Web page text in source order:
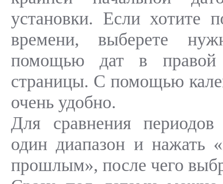
установки. Если хотите
времени, выберете
помощью дат в правой
страницы. С помощью
очень удобно.
Для сравнения
один диапазон и нажать
прошлым», после чего